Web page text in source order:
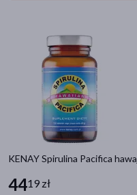
KENAY Spirulina Pacifica
4419 zł
mniszek(4)
brzoza(3)
chrom(3)
herbata(3)
pokaż więcej
Specyfika
Dla wegan